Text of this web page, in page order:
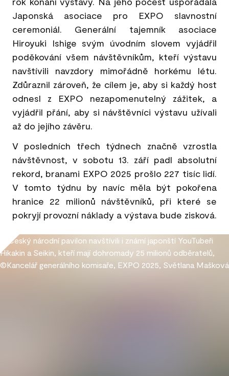
Japonská asociace pro EXPO slavnostní
ceremoniál. Generální tajemník asociace
Hiroyuki Ishige svým úvodním slovem vyjádřil
poděkování všem návštěvníkům, kteří výstavu
navštívili navzdory mimořádně horkému létu.
Zdůraznil zároveň, že cílem je, aby si každý host
odnesl z EXPO nezapomenutelný zážitek, a
vyjádřil přání, aby si návštěvníci výstavu užívali
až do jejího závěru.
V posledních třech týdnech značně vzrostla
návštěvnost, v sobotu 13. září padl absolutní
rekord, branami EXPO 2025 prošlo 227 tisíc lidí.
V tomto týdnu by navíc měla být pokořena
hranice 22 milionů návštěvníků, při které se
pokryjí provozní náklady a výstava bude zisková.